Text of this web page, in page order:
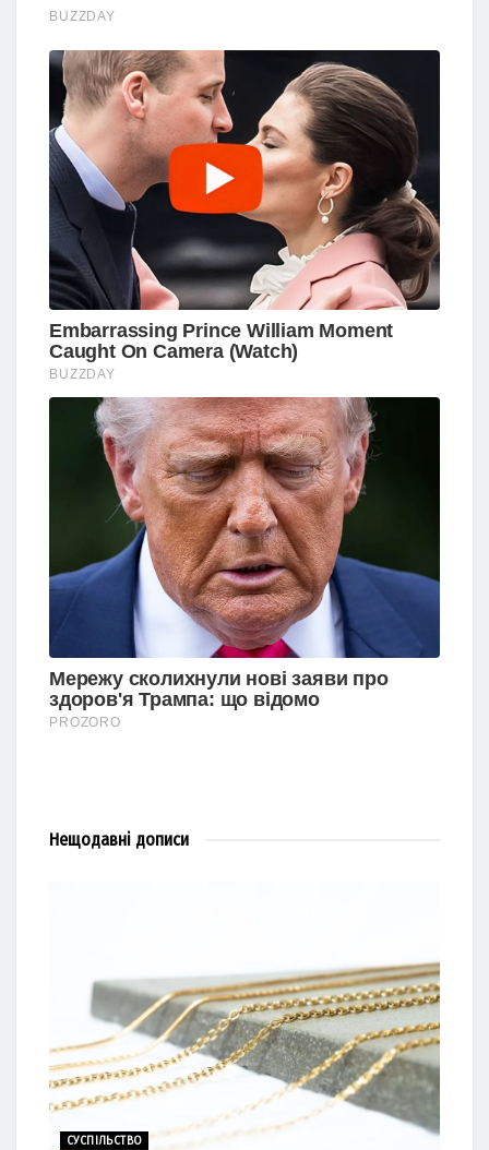
Нещодавні дописи
СУСПІЛЬСТВО